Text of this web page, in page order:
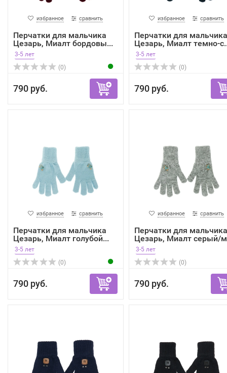
избранное сравнить
Перчатки для мальчика
Цезарь, Миалт бордовы...
3-5 лет
(0)
790 руб.
избранное сравнить
Перчатки для мальчика
Цезарь, Миалт темно-
3-5 лет
(0)
790 руб.
избранное сравнить
Перчатки для мальчика
Цезарь, Миалт голубой...
3-5 лет
(0)
790 руб.
избранное сравнить
Перчатки для мальчика
Цезарь, Миалт серый/
3-5 лет
(0)
790 руб.